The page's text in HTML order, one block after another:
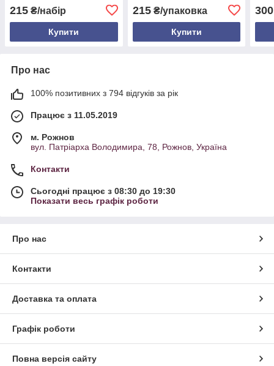
зволожуюче, тонізуюче,
натуральне
215 ₴/набір
Купити
догляд для шкіри
215₴/упаковка
Купити
300
Про нас
100% позитивних з 794 відгуків за рік
Працює з 11.05.2019
м. Рожнов
вул. Патріарха Володимира, 78, Рожнов, Україна
Контакти
Сьогодні працює з 08:30 до 19:30
Показати весь графік роботи
Про нас
Контакти
Доставка та оплата
Графік роботи
Повна версія сайту